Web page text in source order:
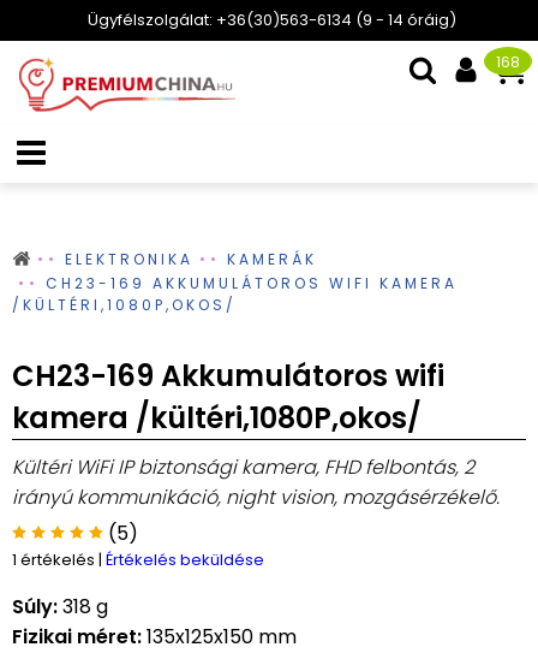
Ügyfélszolgálat: +36(30)563-6134 (9 - 14 óráig)
168
ELEKTRONIKA
KAMERÁK
CH23-169 AKKUMULÁTOROS WIFI KAMERA
/KÜLTÉRI,1080P,OKOS/
CH23-169 Akkumulátoros wifi
kamera /kültéri,1080P,okos/
Kültéri WiFi IP biztonsági kamera, FHD felbontás, 2
irányú kommunikáció, night vision, mozgásérzékelő.
(5)
1 értékelés | Értékelés beküldése
Súly:318 g
Fizikai méret:135x125x150 mm